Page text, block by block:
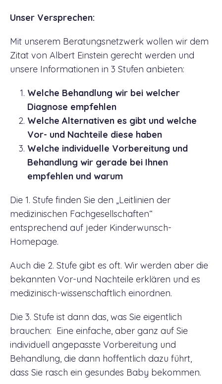
Unser Versprechen:
Mit unserem Beratungsnetzwerk wollen wir dem
Zitat von Albert Einstein gerecht werden und
unsere Informationen in 3 Stufen anbieten:
Welche Behandlung wir bei welcher
Diagnose empfehlen
Welche Alternativen es gibt und welche
Vor- und Nachteile diese haben
Welche individuelle Vorbereitung und
Behandlung wir gerade bei Ihnen
empfehlen und warum
Die 1. Stufe finden Sie den „Leitlinien der
medizinischen Fachgesellschaften“
entsprechend auf jeder Kinderwunsch-
Homepage.
Auch die 2. Stufe gibt es oft. Wir werden aber die
bekannten Vor-und Nachteile erklären und es
medizinisch-wissenschaftlich einordnen.
Die 3. Stufe ist dann das, was Sie eigentlich
brauchen: Eine einfache, aber ganz auf Sie
individuell angepasste Vorbereitung und
Behandlung, die dann hoffentlich dazu führt,
dass Sie rasch ein gesundes Baby bekommen.